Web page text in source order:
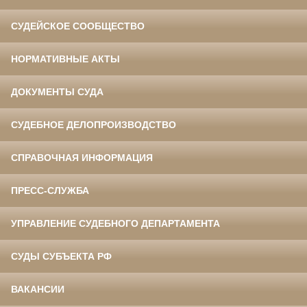
СУДЕЙСКОЕ СООБЩЕСТВО
НОРМАТИВНЫЕ АКТЫ
ДОКУМЕНТЫ СУДА
СУДЕБНОЕ ДЕЛОПРОИЗВОДСТВО
СПРАВОЧНАЯ ИНФОРМАЦИЯ
ПРЕСС-СЛУЖБА
УПРАВЛЕНИЕ СУДЕБНОГО ДЕПАРТАМЕНТА
СУДЫ СУБЪЕКТА РФ
ВАКАНСИИ